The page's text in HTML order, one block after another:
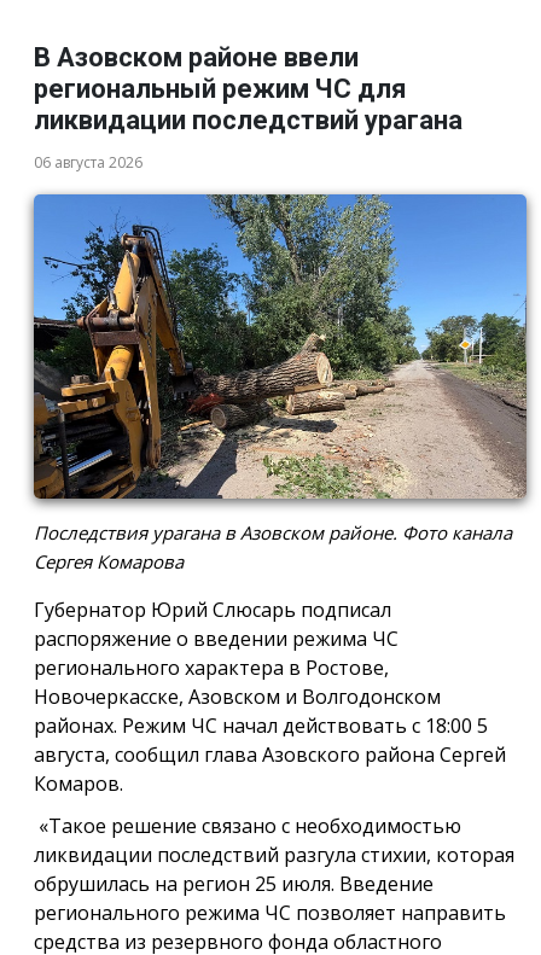
В Азовском районе ввели
региональный режим ЧС для
ликвидации последствий урагана
06 августа 2026
Последствия урагана в Азовском районе. Фото канала
Сергея Комарова
Губернатор Юрий Слюсарь подписал
распоряжение о введении режима ЧС
регионального характера в Ростове,
Новочеркасске, Азовском и Волгодонском
районах. Режим ЧС начал действовать с 18:00 5
августа, сообщил глава Азовского района Сергей
Комаров.
«Такое решение связано с необходимостью
ликвидации последствий разгула стихии, которая
обрушилась на регион 25 июля. Введение
регионального режима ЧС позволяет направить
средства из резервного фонда областного